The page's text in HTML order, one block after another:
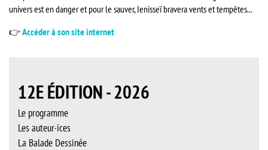
univers est en danger et pour le sauver, Ienisseï bravera vents et tempêtes...
👉Accéder à son site internet
12E ÉDITION - 2026
Le programme
Les auteur·ices
La Balade Dessinée